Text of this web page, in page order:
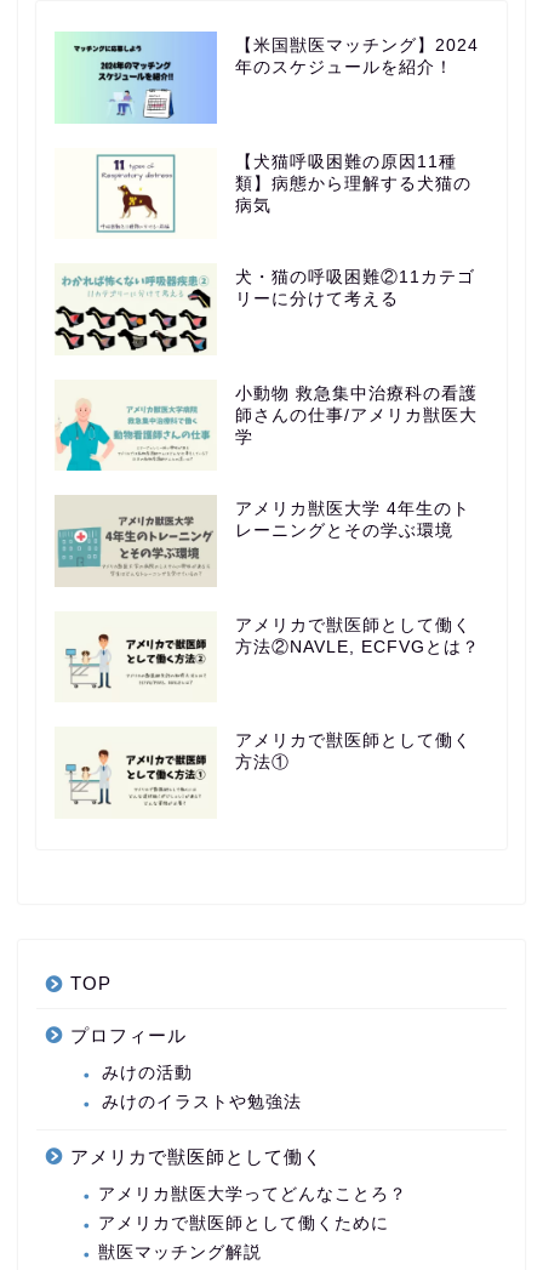
【米国獣医マッチング】2024
年のスケジュールを紹介！
【犬猫呼吸困難の原因11種
類】病態から理解する犬猫の
病気
犬・猫の呼吸困難②11カテゴ
リーに分けて考える
小動物 救急集中治療科の看護
師さんの仕事/アメリカ獣医大
学
アメリカ獣医大学 4年生のト
レーニングとその学ぶ環境
アメリカで獣医師として働く
方法②NAVLE, ECFVGとは？
アメリカで獣医師として働く
方法①
TOP
プロフィール
みけの活動
みけのイラストや勉強法
アメリカで獣医師として働く
アメリカ獣医大学ってどんなことろ？
アメリカで獣医師として働くために
獣医マッチング解説